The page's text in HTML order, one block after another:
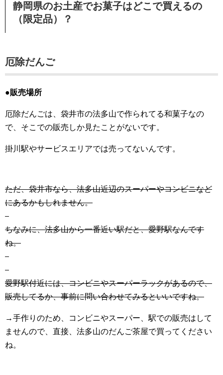
静岡県のお土産でお菓子はどこで買えるの
（限定品）？
厄除だんご
●販売場所
厄除だんごは、袋井市の法多山で作られてる和菓子なの
で、そこでの販売しか見たことがないです。
掛川駅やサービスエリアでは売ってないんです。
ただ、袋井市なら、法多山近辺のスーパーやコンビニなど
にあるかもしれません。
ちなみに、法多山から一番近い駅だと、愛野駅なんです
ね。
愛野駅付近には、コンビニやスーパーラックがあるので、
販売してるか、事前に問い合わせてみるといいですね。
→手作りのため、コンビニやスーパー、駅での販売はして
ませんので、直接、法多山のだんご茶屋で買ってください
ね。